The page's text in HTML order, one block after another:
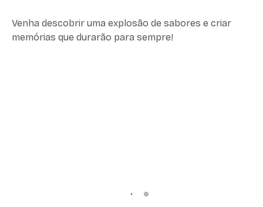
Venha descobrir uma explosão de sabores e criar
memórias que durarão para sempre!